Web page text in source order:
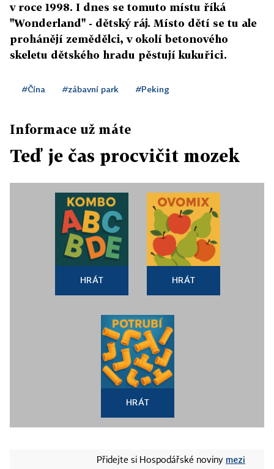
v roce 1998. I dnes se tomuto místu říká
"Wonderland" - dětský ráj. Místo dětí se tu ale
prohánějí zemědělci, v okolí betonového
skeletu dětského hradu pěstují kukuřici.
#Čína #zábavní park #Peking
Informace už máte
Teď je čas procvičit mozek
HRÁT HRÁT
HRÁT
Přidejte si Hospodářské noviny mezi